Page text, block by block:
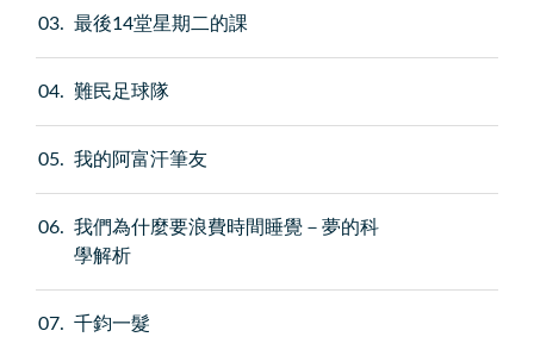
03 最後14堂星期二的課
04 難民足球隊
05 我的阿富汗筆友
06
我們為什麼要浪費時間睡覺－夢的科
學解析
07 千鈞一髮